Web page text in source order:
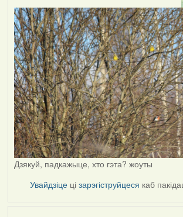
Дзякуй, падкажыце, хто гэта? жоуты
Увайдзіце цізарэгіструйцеся каб